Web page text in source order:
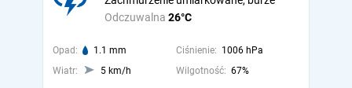
Odczuwalna 26°C
Opad: 1.1 mm Ciśnienie: 1006 hPa
Wiatr:
5 km/h Wilgotność: 67%